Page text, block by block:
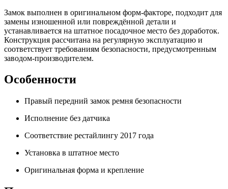
Замок выполнен в оригинальном форм-факторе, подходит для
замены изношенной или повреждённой детали и
устанавливается на штатное посадочное место без доработок.
Конструкция рассчитана на регулярную эксплуатацию и
соответствует требованиям безопасности, предусмотренным
заводом-производителем.
Особенности
Правый передний замок ремня безопасности
Исполнение без датчика
Соответствие рестайлингу 2017 года
Установка в штатное место
Оригинальная форма и крепление